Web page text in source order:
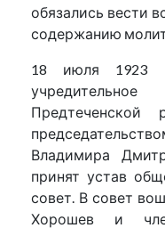
обязались вести
содержанию
18 июля 1923
Предтеченской
Владимира
принят устав
совет. В совет
Хорошев и